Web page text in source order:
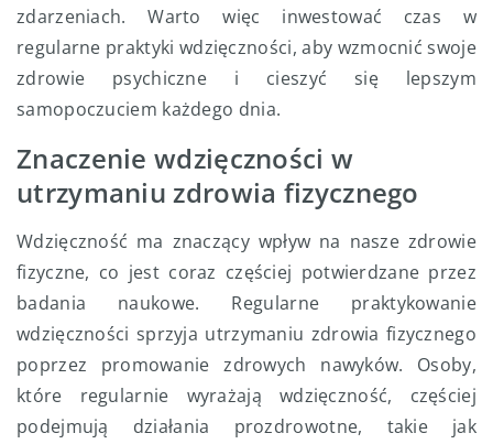
zdarzeniach. Warto więc inwestować czas w
regularne praktyki wdzięczności, aby wzmocnić swoje
zdrowie psychiczne i cieszyć się lepszym
samopoczuciem każdego dnia.
Znaczenie wdzięczności w
utrzymaniu zdrowia fizycznego
Wdzięczność ma znaczący wpływ na nasze zdrowie
fizyczne, co jest coraz częściej potwierdzane przez
badania naukowe. Regularne praktykowanie
wdzięczności sprzyja utrzymaniu zdrowia fizycznego
poprzez promowanie zdrowych nawyków. Osoby,
które regularnie wyrażają wdzięczność, częściej
podejmują działania prozdrowotne, takie jak